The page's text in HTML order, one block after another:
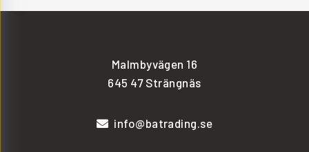
Malmbyvägen 16
645 47 Strängnäs
info@batrading.se